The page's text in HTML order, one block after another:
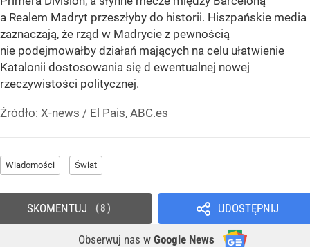
a Realem Madryt przeszłyby do historii. Hiszpańskie media
zaznaczają, że rząd w Madrycie z pewnością
nie podejmowałby działań mających na celu ułatwienie
Katalonii dostosowania się d ewentualnej nowej
rzeczywistości politycznej.
Źródło: X-news / El Pais, ABC.es
Wiadomości Świat
UDOSTĘPNIJ
Obserwuj nas w Google News
SKOMENTUJ 8